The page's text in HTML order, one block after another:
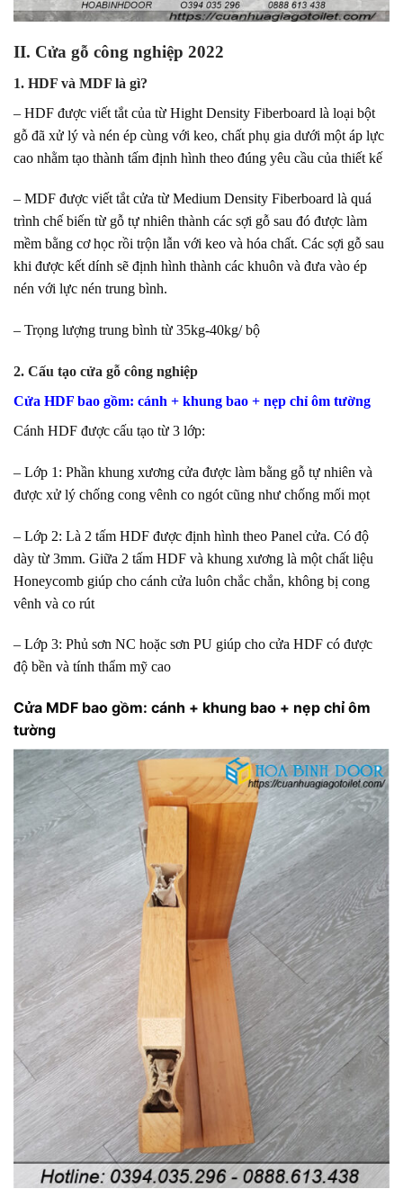
II. Cửa gỗ công nghiệp 2022
1. HDF và MDF là gì?
– HDF được viết tắt của từ Hight Density Fiberboard là loại bột
gỗ đã xử lý và nén ép cùng với keo, chất phụ gia dưới một áp lực
cao nhằm tạo thành tấm định hình theo đúng yêu cầu của thiết kế
– MDF được viết tắt cửa từ Medium Density Fiberboard là quá
trình chế biến từ gỗ tự nhiên thành các sợi gỗ sau đó được làm
mềm bằng cơ học rồi trộn lẫn với keo và hóa chất. Các sợi gỗ sau
khi được kết dính sẽ định hình thành các khuôn và đưa vào ép
nén với lực nén trung bình.
– Trọng lượng trung bình từ 35kg-40kg/ bộ
2. Cấu tạo cửa gỗ công nghiệp
Cửa HDF bao gồm: cánh + khung bao + nẹp chỉ ôm tường
Cánh HDF được cấu tạo từ 3 lớp:
– Lớp 1: Phần khung xương cửa được làm bằng gỗ tự nhiên và
được xử lý chống cong vênh co ngót cũng như chống mối mọt
– Lớp 2: Là 2 tấm HDF được định hình theo Panel cửa. Có độ
dày từ 3mm. Giữa 2 tấm HDF và khung xương là một chất liệu
Honeycomb giúp cho cánh cửa luôn chắc chắn, không bị cong
vênh và co rút
– Lớp 3: Phủ sơn NC hoặc sơn PU giúp cho cửa HDF có được
độ bền và tính thẩm mỹ cao
Cửa MDF bao gồm: cánh + khung bao + nẹp chỉ ôm
tường